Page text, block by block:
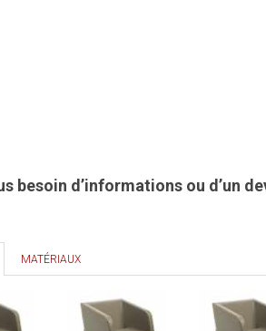
besoin d’informations ou d’un
MATÉRIAUX